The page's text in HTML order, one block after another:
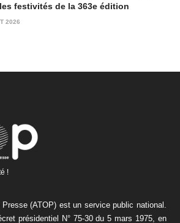
festivités de la 363e édition
2026
!
Presse (ATOP) est un service public national.
présidentiel N° 75-30 du 5 mars 1975, en